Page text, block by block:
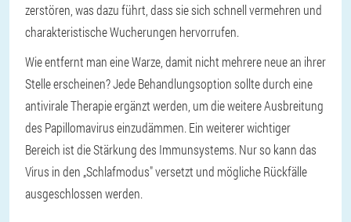
zerstören, was dazu führt, dass sie sich schnell vermehren und
charakteristische Wucherungen hervorrufen.
Wie entfernt man eine Warze, damit nicht mehrere neue an ihrer
Stelle erscheinen? Jede Behandlungsoption sollte durch eine
antivirale Therapie ergänzt werden, um die weitere Ausbreitung
des Papillomavirus einzudämmen. Ein weiterer wichtiger
Bereich ist die Stärkung des Immunsystems. Nur so kann das
Virus in den „Schlafmodus" versetzt und mögliche Rückfälle
ausgeschlossen werden.